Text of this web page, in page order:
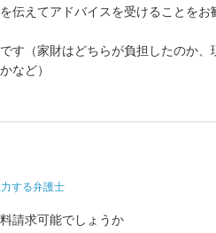
伝えてアドバイスを受けることをお
す（家財はどちらが負担したのか
など）
する弁護士
請求可能でしょうか